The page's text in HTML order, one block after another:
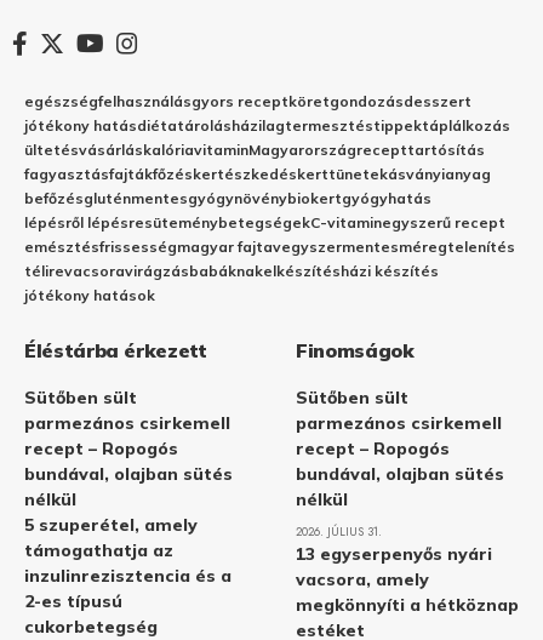
egészségfelhasználásgyors receptköretgondozásdesszert
jótékony hatásdiétatárolásházilagtermesztéstippektáplálkozás
ültetésvásárláskalóriavitaminMagyarországrecepttartósítás
fagyasztásfajtákfőzéskertészkedéskerttünetekásványianyag
befőzésgluténmentesgyógynövénybiokertgyógyhatás
lépésről lépésresüteménybetegségekC-vitaminegyszerű recept
emésztésfrissességmagyar fajtavegyszermentesméregtelenítés
télirevacsoravirágzásbabáknakelkészítésházi készítés
jótékony hatások
Éléstárba érkezett
Sütőben sült
parmezános csirkemell
recept – Ropogós
bundával, olajban sütés
nélkül
5 szuperétel, amely
támogathatja az
inzulinrezisztencia és a
2-es típusú
cukorbetegség
Finomságok
Sütőben sült
parmezános csirkemell
recept – Ropogós
bundával, olajban sütés
nélkül
2026. JÚLIUS 31.
13 egyserpenyős nyári
vacsora, amely
megkönnyíti a hétköznap
estéket